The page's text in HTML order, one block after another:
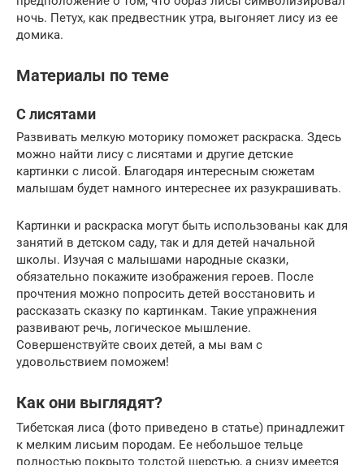
ночь. Петух, как предвестник утра, выгоняет лису из ее
домика.
Материалы по теме
С лисятами
Развивать мелкую моторику поможет раскраска. Здесь
можно найти лису с лисятами и другие детские
картинки с лисой. Благодаря интересным сюжетам
малышам будет намного интереснее их разукрашивать.
Картинки и раскраска могут быть использованы как для
занятий в детском саду, так и для детей начальной
школы. Изучая с малышами народные сказки,
обязательно покажите изображения героев. После
прочтения можно попросить детей восстановить и
рассказать сказку по картинкам. Такие упражнения
развивают речь, логическое мышление.
Совершенствуйте своих детей, а мы вам с
удовольствием поможем!
Как они выглядят?
Тибетская лиса (фото приведено в статье) принадлежит
к мелким лисьим породам. Ее небольшое тельце
полностью покрыто толстой шерстью, а снизу имеется